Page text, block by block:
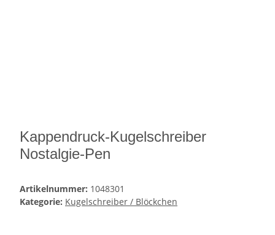
Kappendruck-Kugelschreiber
Nostalgie-Pen
Artikelnummer: 1048301
Kategorie: Kugelschreiber / Blöckchen